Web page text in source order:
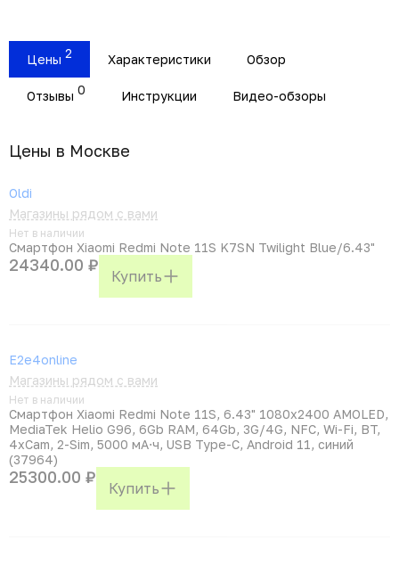
Цены 2 Характеристики Обзор
Отзывы 0 Инструкции Видео-обзоры
Цены в Москвe
Oldi
Магазины рядом с вами
Нет в наличии
Смартфон Xiaomi Redmi Note 11S K7SN Twilight Blue/6.43"
24340.00 ₽
Купить
E2e4online
Магазины рядом с вами
Нет в наличии
Смартфон Xiaomi Redmi Note 11S, 6.43" 1080x2400 AMOLED,
MediaTek Helio G96, 6Gb RAM, 64Gb, 3G/4G, NFC, Wi-Fi, BT,
4xCam, 2-Sim, 5000 мА⋅ч, USB Type-C, Android 11, синий
(37964)
25300.00 ₽
Купить